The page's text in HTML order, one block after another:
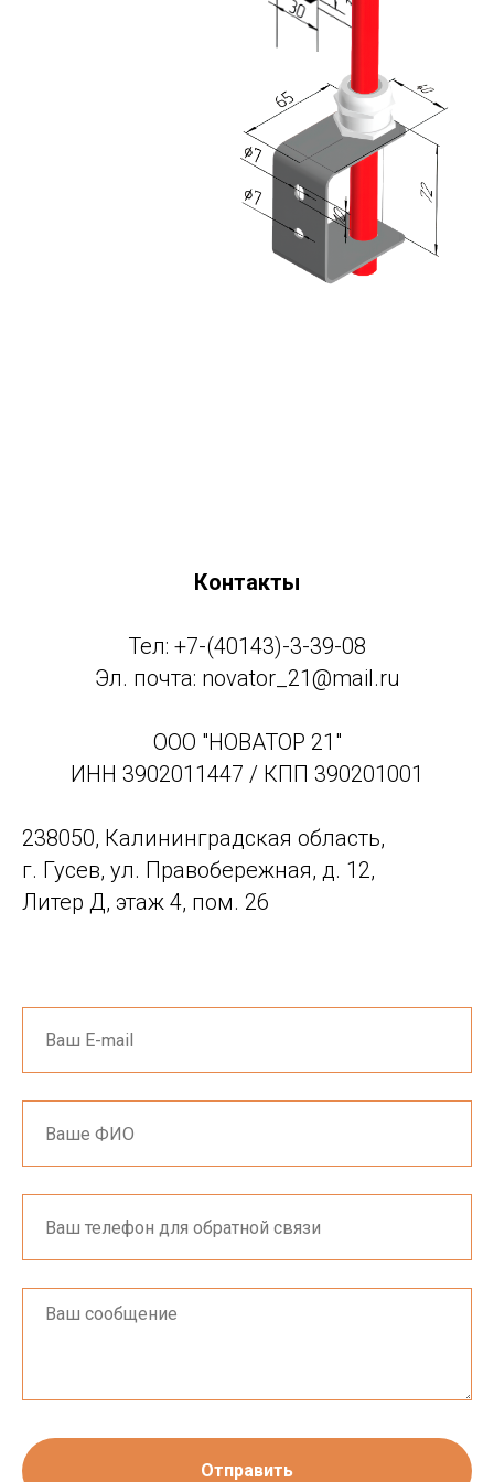
Контакты
Тел: +7-(40143)-3-39-08
Эл. почта: novator_21@mail.ru
ООО "НОВАТОР 21"
ИНН 3902011447 / КПП 390201001
238050, Калининградская область,
г. Гусев, ул. Правобережная, д. 12,
Литер Д, этаж 4, пом. 26
Отправить